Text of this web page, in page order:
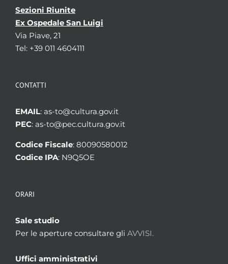
Sezioni Riunite
Ex Ospedale San Luigi
Via Piave, 21
Tel: +39 011 4604111
CONTATTI
EMAIL: as-to@cultura.gov.it
PEC: as-to@pec.cultura.gov.it
Codice Fiscale: 80090580012
Codice IPA: N9Q5OE
ORARI
Sale studio
Per le aperture consultare gli AVVISI.
Uffici amministrativi